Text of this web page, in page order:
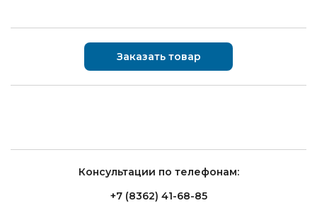
Заказать товар
Консультации по телефонам:
+7 (8362) 41-68-85